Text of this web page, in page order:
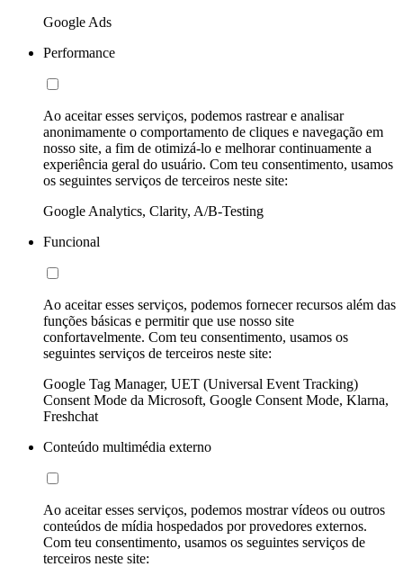
Google Ads
Performance
Ao aceitar esses serviços, podemos rastrear e analisar
anonimamente o comportamento de cliques e navegação em
nosso site, a fim de otimizá-lo e melhorar continuamente a
experiência geral do usuário. Com teu consentimento, usamos
os seguintes serviços de terceiros neste site:
Google Analytics, Clarity, A/B-Testing
Funcional
Ao aceitar esses serviços, podemos fornecer recursos além das
funções básicas e permitir que use nosso site
confortavelmente. Com teu consentimento, usamos os
seguintes serviços de terceiros neste site:
Google Tag Manager, UET (Universal Event Tracking)
Consent Mode da Microsoft, Google Consent Mode, Klarna,
Freshchat
Conteúdo multimédia externo
Ao aceitar esses serviços, podemos mostrar vídeos ou outros
conteúdos de mídia hospedados por provedores externos.
Com teu consentimento, usamos os seguintes serviços de
terceiros neste site: